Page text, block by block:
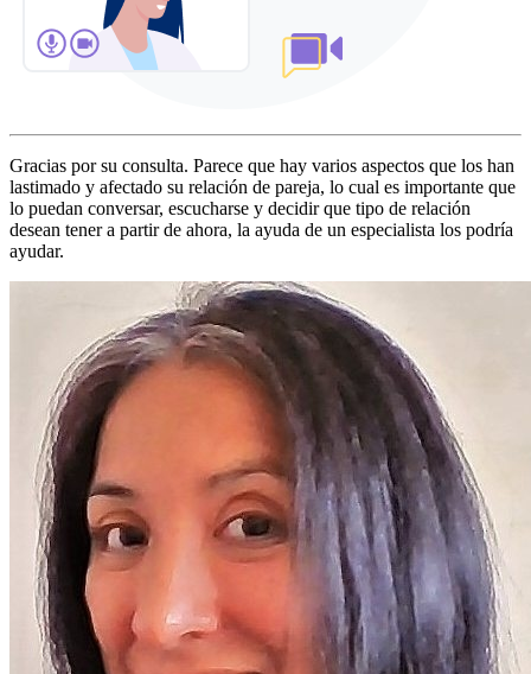
Gracias por su consulta. Parece que hay varios aspectos que los han
lastimado y afectado su relación de pareja, lo cual es importante que
lo puedan conversar, escucharse y decidir que tipo de relación
desean tener a partir de ahora, la ayuda de un especialista los podría
ayudar.